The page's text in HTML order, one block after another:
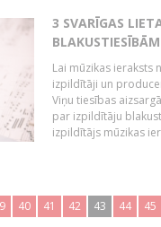
3 SVARĪGAS
BLAKUSTIESĪBĀM
Lai mūzikas ieraksts
izpildītāji un
Viņu tiesības
par izpildītāju
izpildītājs mūzikas
40 41 42 43 44 45